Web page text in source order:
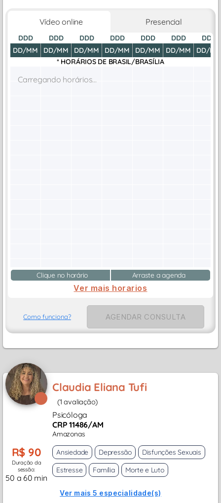
Vídeo online Presencial
DDD
DD/MM
DDD
DD/MM
DDD
DD/MM
DDD
DD/MM
DDD
DD/MM
DDD
DD/MM
DDD
DD/MM
* HORÁRIOS DE BRASIL/BRASÍLIA
Carregando horários...
Clique no horário Arraste a agenda
Ver mais horarios
Como funciona? AGENDAR CONSULTA
Claudia Eliana Tufi
(1 avaliação)
Psicóloga
CRP 11486/AM
Amazonas
R$ 90
Duração da
sessão:
50 a 60 min
Ansiedade Depressão
Disfunções Sexuais
Estresse
Família Morte e Luto
Ver mais 5 especialidade(s)